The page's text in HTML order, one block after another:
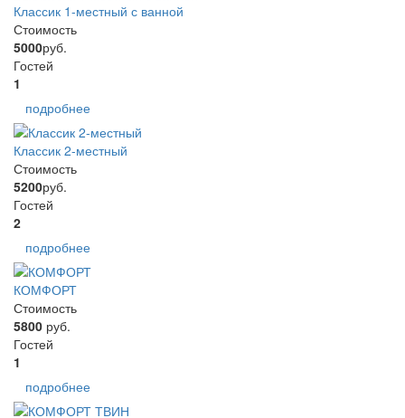
Классик 1-местный с ванной
Стоимость
5000руб.
Гостей
1
подробнее
Классик 2-местный
Стоимость
5200руб.
Гостей
2
подробнее
КОМФОРТ
Стоимость
5800 руб.
Гостей
1
подробнее